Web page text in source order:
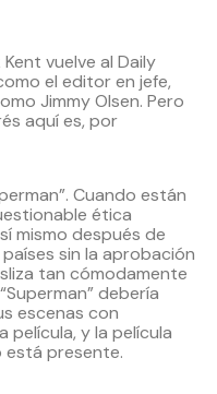
vuelve al Daily
el editor en jefe,
Jimmy Olsen. Pero
aquí es, por
Cuando están
ética
mismo después de
sin la aprobación
tan cómodamente
debería
escenas con
película, y la película
está presente.